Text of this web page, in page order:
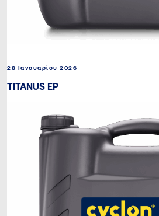
28 Ιανουαρίου 2026
TITANUS EP